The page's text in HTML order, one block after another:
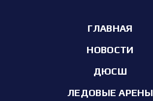
ГЛАВНАЯ
НОВОСТИ
ДЮСШ
ЛЕДОВЫЕ АРЕНЫ